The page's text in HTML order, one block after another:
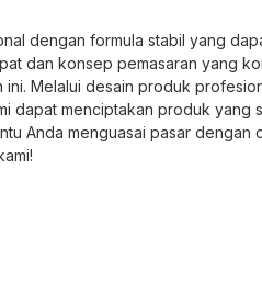
dengan formula stabil yang
dan konsep pemasaran yang
ini. Melalui desain produk
dapat menciptakan produk yang
Anda menguasai pasar dengan